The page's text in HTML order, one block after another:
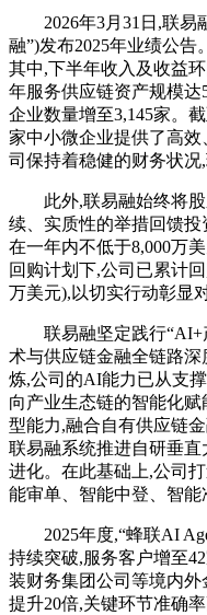
2026年3月31日,联易
融”)发布2025年业绩公告
其中,下半年收入及收益
年服务供应链资产规模达
企业数量增至3,145家。
家中小微企业提供了高
司保持着稳健的财务状况
此外,联易融始终将
续、实质性的举措回馈投
在一年内不低于8,000万
回购计划下,公司已累计
万美元),以切实行动彰显
联易融坚定践行
术与供应链金融全链路
炼,公司的AI能力已从支
向产业生态链的智能化
型能力,融合自有供应链
联易融系统推进自研垂直
进化。在此基础上,公司
能审单、智能中登、智能
2025年度,“蜂联AI
持续突破,服务客户增至
装财务集团公司等境内
提升20倍,关键环节准确